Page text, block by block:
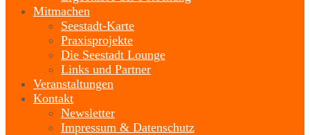
Mitmachen
Seestadt-Karte
Praxisprojekte
Die Seestadt Lounge
Links und Partner
Veranstaltungen
Kontakt
Newsletter
Impressum & Datenschutz